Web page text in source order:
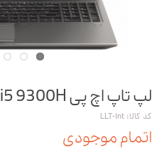
لپ تاپ اچ پی HP ZBook 15 G6 i5 9300H
کد کالا: LLT-int
اتمام موجودی